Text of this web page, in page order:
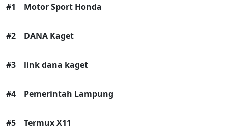
#1 Motor Sport Honda
#2 DANA Kaget
#3 link dana kaget
#4 Pemerintah Lampung
#5 Termux X11